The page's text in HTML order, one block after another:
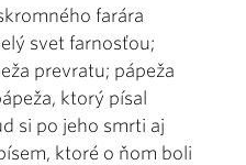
farára
svet farnosťou;
prevratu; pápeža
ktorý písal
si po jeho smrti aj
ktoré o ňom boli